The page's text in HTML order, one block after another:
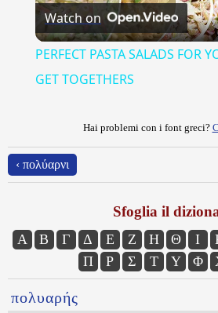
Watch on
PERFECT PASTA SALADS FOR
GET TOGETHERS
Hai problemi con i font greci?
‹ πολύαρνι
Sfoglia il
Α Β Γ Δ Ε Ζ Η Θ Ι
Π
Ρ Σ Τ Υ Φ
πολυαρής